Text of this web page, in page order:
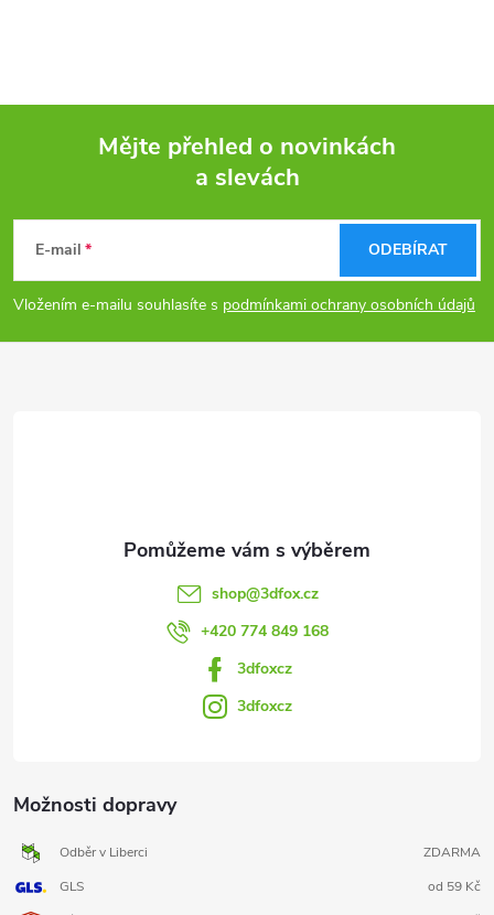
p
Mějte přehled o novinkách
a slevách
E-mail
Vložením e-mailu souhlasíte s podmínkami ochrany osobních údajů
ODEBÍRAT
Možnosti dopravy
Odběr v Liberci
ZDARMA
GLS
od 59 Kč
shop@3dfox.cz
+420 774 849 168
3dfoxcz
3dfoxcz